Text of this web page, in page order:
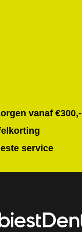
vanaf €300,-
service